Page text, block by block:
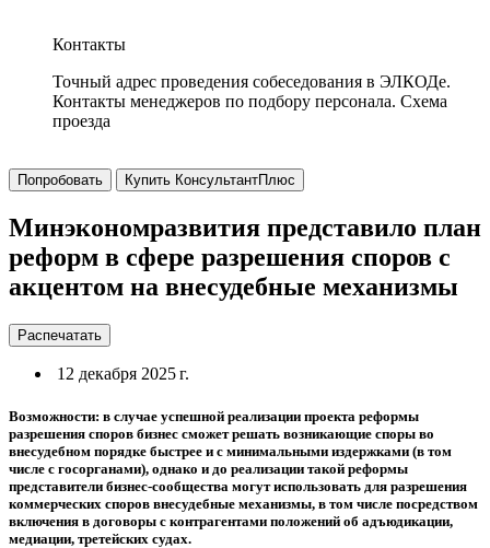
Контакты
Точный адрес проведения собеседования в ЭЛКОДе.
Контакты менеджеров по подбору персонала. Схема
проезда
Попробовать Купить КонсультантПлюс
Минэкономразвития представило план
реформ в сфере разрешения споров с
акцентом на внесудебные механизмы
Распечатать
12 декабря 2025 г.
Возможности: в случае успешной реализации проекта реформы
разрешения споров бизнес сможет решать возникающие споры во
внесудебном порядке быстрее и с минимальными издержками (в том
числе с госорганами), однако и до реализации такой реформы
представители бизнес-сообщества могут использовать для разрешения
коммерческих споров внесудебные механизмы, в том числе посредством
включения в договоры с контрагентами положений об адъюдикации,
медиации, третейских судах.